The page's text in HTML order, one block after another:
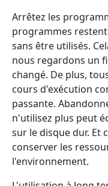
Arrêtez les
programmes
sans être utilisés.
nous regardons un
changé. De plus,
cours d'exécution
passante.
n'utilisez plus peut
sur le disque dur. Et
conserver les
l'environnement.